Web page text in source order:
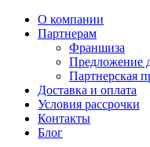
О компании
Партнерам
Франшиза
Предложение
Партнерская
Доставка и оплата
Условия рассрочки
Контакты
Блог